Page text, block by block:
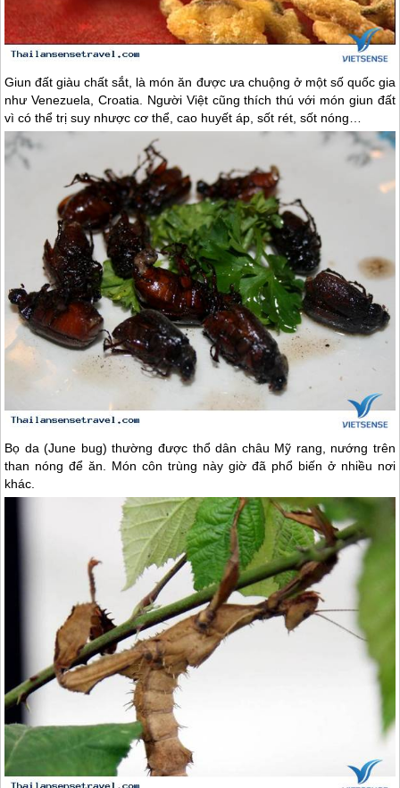
Giun đất giàu chất sắt, là món ăn được ưa chuộng ở một số quốc gia
như Venezuela, Croatia. Người Việt cũng thích thú với món giun đất
vì có thể trị suy nhược cơ thể, cao huyết áp, sốt rét, sốt nóng…
Bọ da (June bug) thường được thổ dân châu Mỹ rang, nướng trên
than nóng để ăn. Món côn trùng này giờ đã phổ biến ở nhiều nơi
khác.